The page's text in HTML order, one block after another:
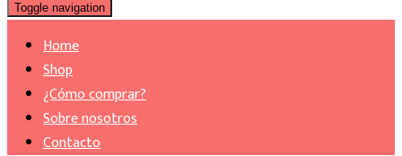
Toggle navigation
Home
Shop
¿Cómo comprar?
Sobre nosotros
Contacto